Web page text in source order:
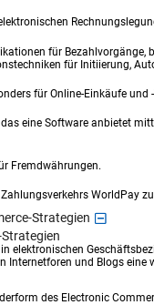
für
für Initiierung,
für Online-Einkäufe und
eine Software anbietet
Fremdwährungen.
WorldPay
Strategien
elektronischen
Internetforen und Blogs eine
des Electronic